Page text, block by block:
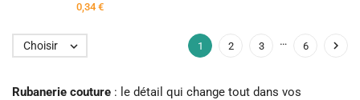
0,34 €
Choisir  1 2 3 … 6 
Rubanerie couture : le détail qui change tout dans vos